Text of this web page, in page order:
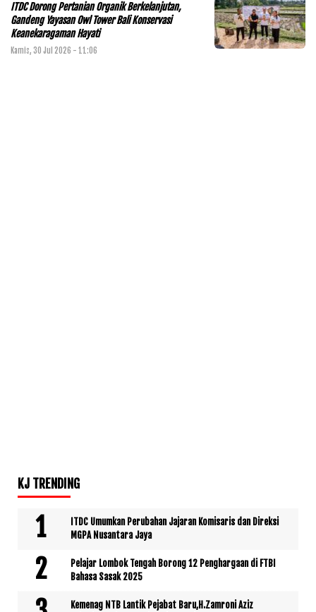
ITDC Dorong Pertanian Organik Berkelanjutan,
Gandeng Yayasan Owl Tower Bali Konservasi
Keanekaragaman Hayati
Kamis, 30 Jul 2026 - 11:06
KJ TRENDING
ITDC Umumkan Perubahan Jajaran Komisaris dan Direksi
MGPA Nusantara Jaya
Pelajar Lombok Tengah Borong 12 Penghargaan di FTBI
Bahasa Sasak 2025
Kemenag NTB Lantik Pejabat Baru,H.Zamroni Aziz